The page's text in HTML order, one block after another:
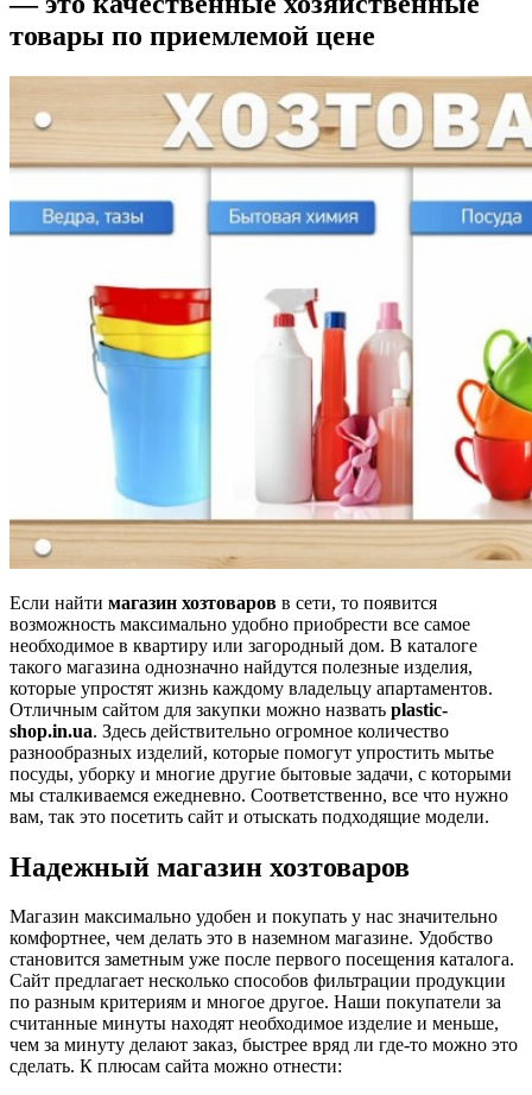
товары по приемлемой цене
Если найти магазин хозтоваров в сети, то появится
возможность максимально удобно приобрести все самое
необходимое в квартиру или загородный дом. В каталоге
такого магазина однозначно найдутся полезные изделия,
которые упростят жизнь каждому владельцу апартаментов.
Отличным сайтом для закупки можно назвать plastic-
shop.in.ua. Здесь действительно огромное количество
разнообразных изделий, которые помогут упростить мытье
посуды, уборку и многие другие бытовые задачи, с которыми
мы сталкиваемся ежедневно. Соответственно, все что нужно
вам, так это посетить сайт и отыскать подходящие модели.
Надежный магазин хозтоваров
Магазин максимально удобен и покупать у нас значительно
комфортнее, чем делать это в наземном магазине. Удобство
становится заметным уже после первого посещения каталога.
Сайт предлагает несколько способов фильтрации продукции
по разным критериям и многое другое. Наши покупатели за
считанные минуты находят необходимое изделие и меньше,
чем за минуту делают заказ, быстрее вряд ли где-то можно это
сделать. К плюсам сайта можно отнести: